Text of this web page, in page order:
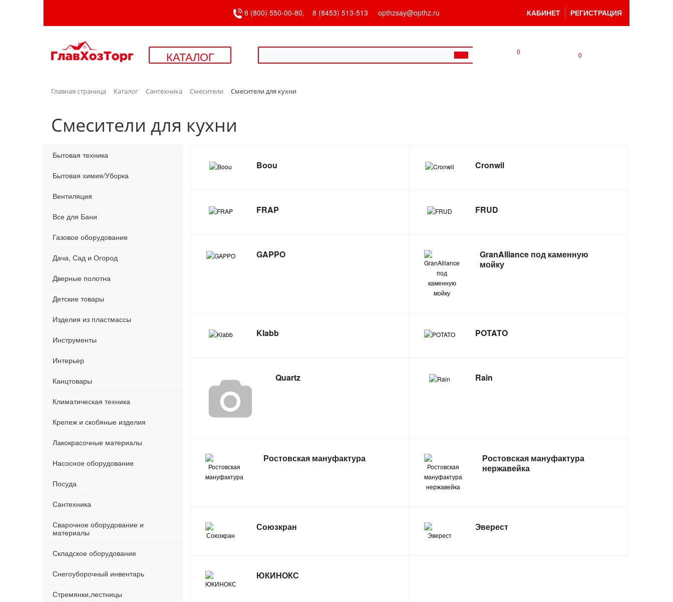
8 (800) 550-00-80, 8 (8453) 513-513 opthzsay@opthz.ru КАБИНЕТ РЕГИСТРАЦИЯ
КАТАЛОГ 0 0
Главная страница Каталог Сантехника Смесители Смесители для кухни
Смесители для кухни
Бытовая техника
Бытовая химия/Уборка
Вентиляция
Все для Бани
Газовое оборудование
Дача, Сад и Огород
Дверные полотна
Детские товары
Изделия из пластмассы
Инструменты
Интерьер
Канцтовары
Климатическая техника
Крепеж и скобяные изделия
Лакокрасочные материалы
Насосное оборудование
Посуда
Сантехника
Сварочное оборудование и
материалы
Складское оборудование
Снегоуборочный инвентарь
Стремянки,лестницы
Boou Cronwil
FRAP FRUD
GAPPO
GranAlliance под каменную
мойку
Klabb POTATO
Quartz Rain
Ростовская мануфактура
Ростовская мануфактура
нержавейка
Союзкран Эверест
ЮКИНОКС